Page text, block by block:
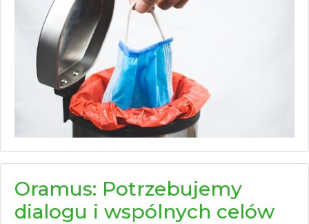
Oramus: Potrzebujemy
dialogu i wspólnych celów